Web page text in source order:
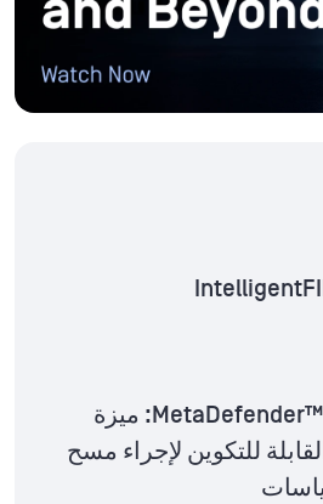
إصدار MetaDefender™ Drive .4.7: ميزة
للتكوين لإجراء مسح